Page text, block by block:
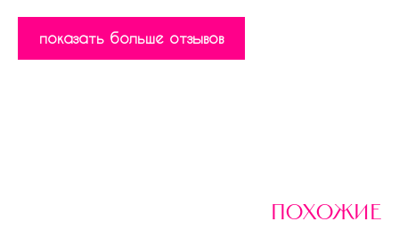
показать больше отзывов
похожие